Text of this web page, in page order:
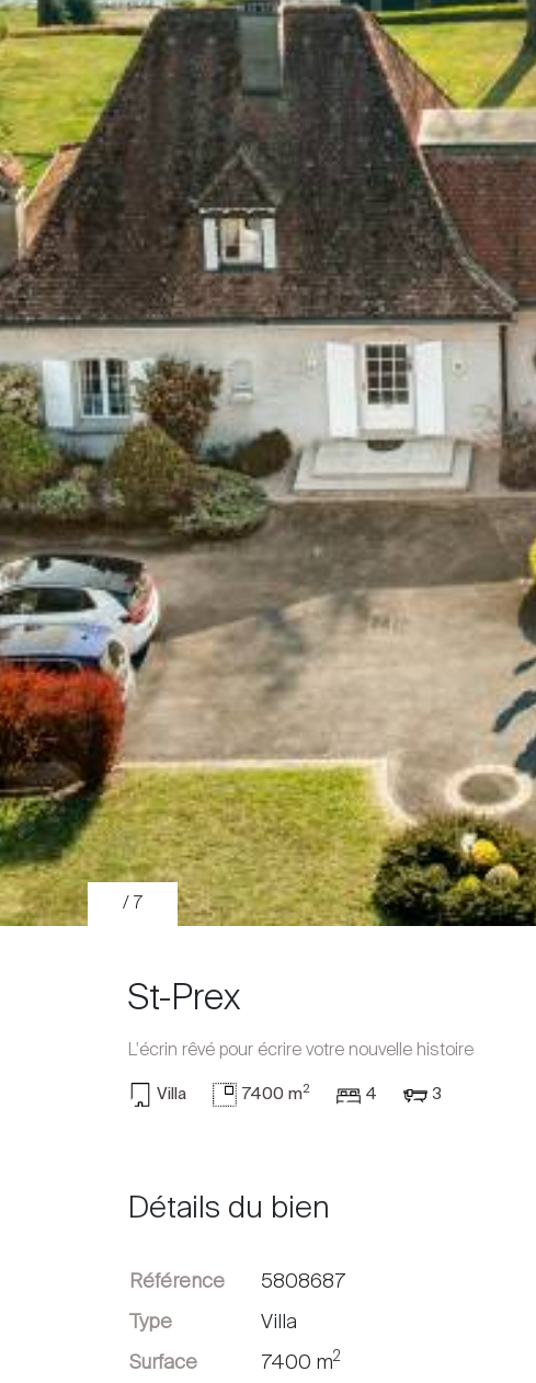
Acheter
Vendre
/ 7
St-Prex
L'écrin rêvé pour écrire votre nouvelle histoire
Villa 7400 m2 4 3
Détails du bien
Référence 5808687
Type Villa
Surface 7400 m2